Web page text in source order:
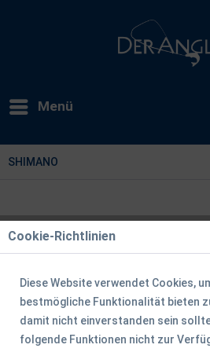
Menü
SHIMANO
Filtern
Cookie-Richtlinien
Diese Website verwendet Cookies,
bestmögliche Funktionalität bieten
damit nicht einverstanden sein
folgende Funktionen nicht zur